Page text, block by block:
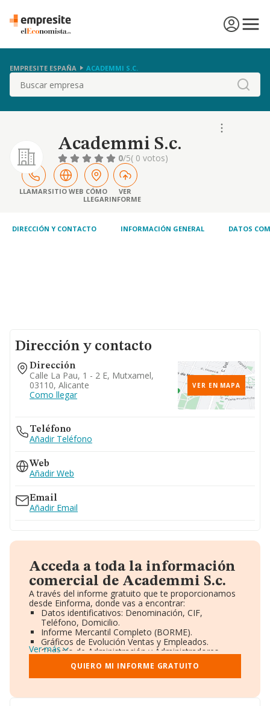
EMPRESITE ESPAÑA ACADEMMI S.C.
Buscar
Academmi S.c.
0/5( 0 votos)
LLAMARSITIO WEB CÓMO
LLEGAR
VER
INFORME
DIRECCIÓN Y CONTACTO INFORMACIÓN GENERAL DATOS
Dirección y contacto
Dirección
Calle La Pau, 1 - 2 E, Mutxamel,
03110, Alicante
Como llegar
VER EN MAPA
Teléfono
Añadir Teléfono
Web
Añadir Web
Email
Añadir Email
Acceda a toda la información
comercial de Academmi S.c.
A través del informe gratuito que te proporcionamos
desde Einforma, donde vas a encontrar:
Datos identificativos: Denominación, CIF,
Teléfono, Domicilio.
Informe Mercantil Completo (BORME).
Gráficos de Evolución Ventas y Empleados.
Consejo de Administración y Administradores.
Directivos y Ejecutivos.
Accionistas.
Participaciones y Vinculaciones en otras empresas.
Información oficial y registral complementaria.
Ver más
QUIERO MI INFORME GRATUITO